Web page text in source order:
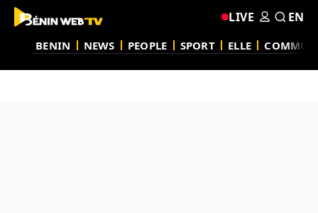
BENIN NEWS PEOPLE SPORT ELLE
LIVE EN